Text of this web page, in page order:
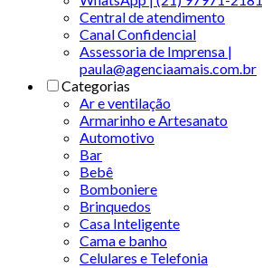
Central de atendimento
Canal Confidencial
Assessoria de Imprensa |
paula@agenciaamais.com.br
Categorias
Ar e ventilação
Armarinho e Artesanato
Automotivo
Bar
Bebê
Bomboniere
Brinquedos
Casa Inteligente
Cama e banho
Celulares e Telefonia